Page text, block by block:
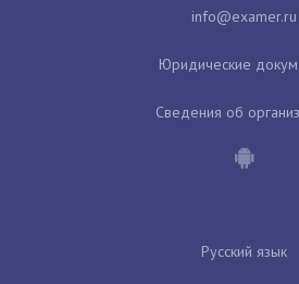
Юридические
Сведения об
Русский язык